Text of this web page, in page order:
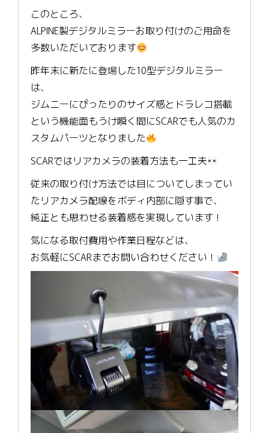
このところ、
ALPINE製デジタルミラーお取り付けのご用命を
多数いただいております
昨年末に新たに登場した10型デジタルミラー
は、
ジムニーにぴったりのサイズ感とドラレコ搭載
という機能面もうけ瞬く間にSCARでも人気のカ
スタムパーツとなりました
SCARではリアカメラの装着方法も一工夫
従来の取り付け方法では目についてしまってい
たリアカメラ配線をボディ内部に隠す事で、
純正とも思わせる装着感を実現しています！
気になる取付費用や作業日程などは、
お気軽にSCARまでお問い合わせください！